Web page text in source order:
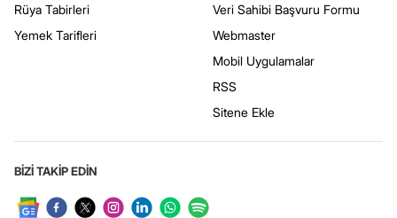
Rüya Tabirleri
Yemek Tarifleri
Veri Sahibi Başvuru Formu
Webmaster
Mobil Uygulamalar
RSS
Sitene Ekle
BİZİ TAKİP EDİN